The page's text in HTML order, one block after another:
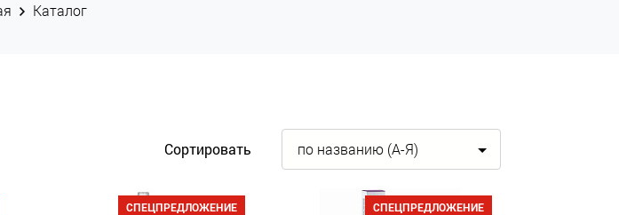
Каталог
Сортировать по названию (А-Я)
СПЕЦПРЕДЛОЖЕНИЕ СПЕЦПРЕДЛОЖЕНИЕ